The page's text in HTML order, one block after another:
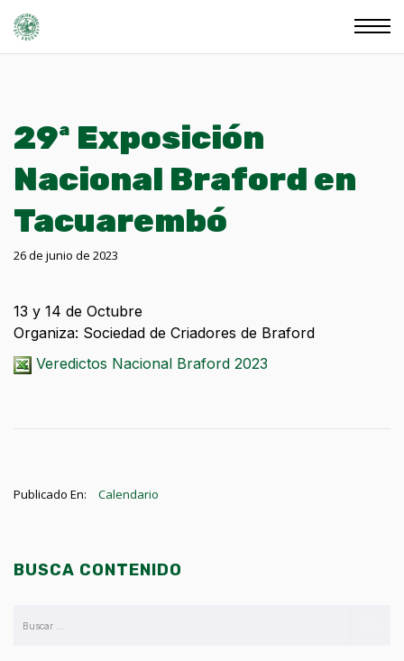
29ª Exposición
Nacional Braford en
Tacuarembó
26 de junio de 2023
13 y 14 de Octubre
Organiza: Sociedad de Criadores de Braford
Veredictos Nacional Braford 2023
Publicado En: Calendario
BUSCA CONTENIDO